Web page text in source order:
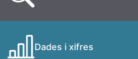
Dades i xifres